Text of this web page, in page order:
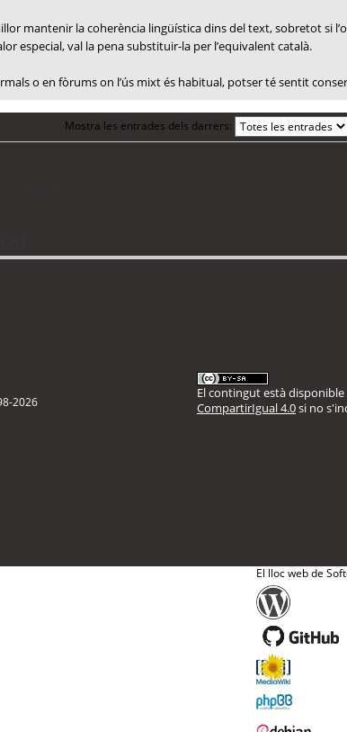
mantenir la coherència lingüística dins del text, sobretot si
especial, val la pena substituir-la per l’equivalent català.
o en fòrums on l’ús mixt és habitual, potser té sentit
Mostra les entrades dels darrers:
2026
El contingut està disponible
CompartirIgual 4.0si no
El lloc web de